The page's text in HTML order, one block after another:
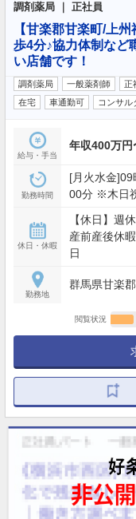
調剤薬局 ｜ 正社員
【甘楽郡甘楽町/上
歩4分♪協力体制など
い店舗です！
調剤薬局 一般薬剤師 正
在宅
車通勤可 コンサル
給与・手当
年収400万円
勤務時間
[月火水金
00分 ※木日
休日・休暇
【休日】週
産前産後休
日
勤務地
群馬県甘楽
閲覧状況